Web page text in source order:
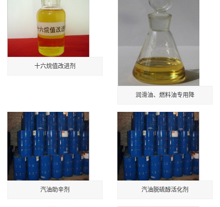
十六烷值改进剂
润滑油、燃料油专用降
汽油助辛剂 汽油脱硫醇活化剂